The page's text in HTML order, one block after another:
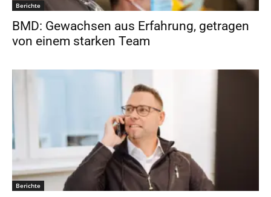
Berichte
BMD: Gewachsen aus Erfahrung, getragen
von einem starken Team
Berichte